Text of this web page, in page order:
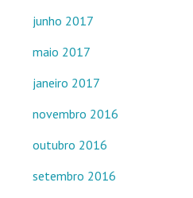
junho 2017
maio 2017
janeiro 2017
novembro 2016
outubro 2016
setembro 2016